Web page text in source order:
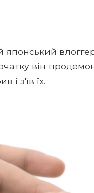
він
і з'їв їх.